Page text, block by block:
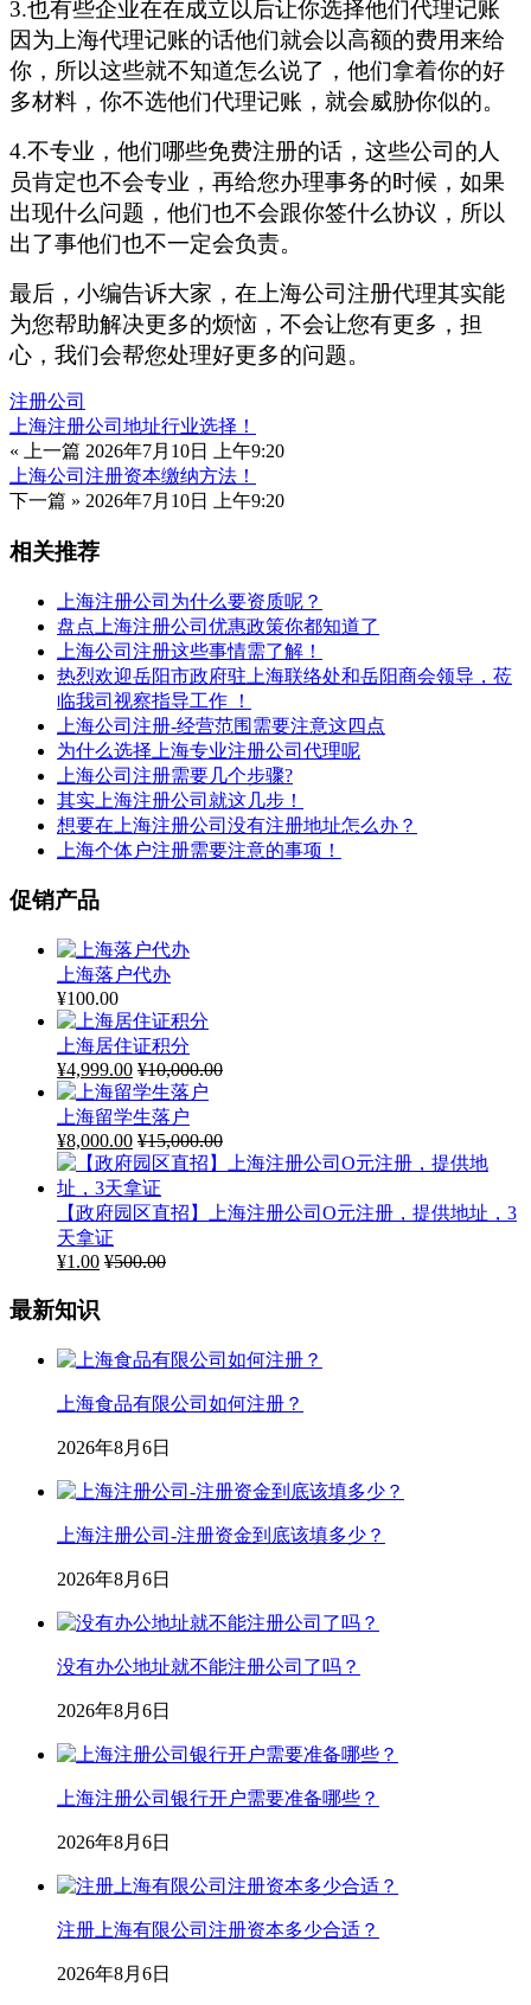
3.也有些企业在在成立以后让你选择他们代理记账
因为上海代理记账的话他们就会以高额的费用来给
你，所以这些就不知道怎么说了，他们拿着你的好
多材料，你不选他们代理记账，就会威胁你似的。
4.不专业，他们哪些免费注册的话，这些公司的人
员肯定也不会专业，再给您办理事务的时候，如果
出现什么问题，他们也不会跟你签什么协议，所以
出了事他们也不一定会负责。
最后，小编告诉大家，在上海公司注册代理其实能
为您帮助解决更多的烦恼，不会让您有更多，担
心，我们会帮您处理好更多的问题。
注册公司
上海注册公司地址行业选择！
« 上一篇 2026年7月10日 上午9:20
上海公司注册资本缴纳方法！
下一篇 » 2026年7月10日 上午9:20
相关推荐
上海注册公司为什么要资质呢？
盘点上海注册公司优惠政策你都知道了
上海公司注册这些事情需了解！
热烈欢迎岳阳市政府驻上海联络处和岳阳商会领导，莅
临我司视察指导工作 ！
上海公司注册-经营范围需要注意这四点
为什么选择上海专业注册公司代理呢
上海公司注册需要几个步骤?
其实上海注册公司就这几步！
想要在上海注册公司没有注册地址怎么办？
上海个体户注册需要注意的事项！
促销产品
上海落户代办
¥100.00
上海居住证积分
¥4,999.00 ¥10,000.00
上海留学生落户
¥8,000.00 ¥15,000.00
【政府园区直招】上海注册公司O元注册，提供地址，3
天拿证
¥1.00 ¥500.00
最新知识
上海食品有限公司如何注册？
2026年8月6日
上海注册公司-注册资金到底该填多少？
2026年8月6日
没有办公地址就不能注册公司了吗？
2026年8月6日
上海注册公司银行开户需要准备哪些？
2026年8月6日
注册上海有限公司注册资本多少合适？
2026年8月6日